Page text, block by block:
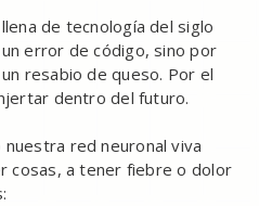
de tecnología del siglo
error de código, sino por
resabio de queso. Por el
dentro del futuro.
nuestra red neuronal viva
cosas, a tener fiebre o dolor